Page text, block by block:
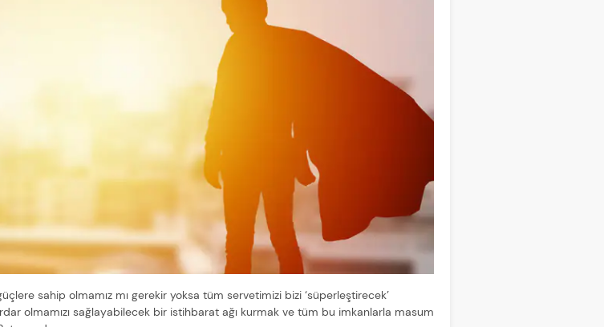
sahip olmamız mı gerekir yoksa tüm servetimizi bizi ‘süperleştirecek’
olmamızı sağlayabilecek bir istihbarat ağı kurmak ve tüm bu imkanlarla masum